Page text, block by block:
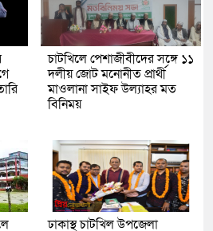
চাটখিলে পেশাজীবীদের সঙ্গে ১১
দলীয় জোট মনোনীত প্রার্থী
মাওলানা সাইফ উল্যাহর মত
বিনিময়
ঢাকাস্থ চাটখিল উপজেলা